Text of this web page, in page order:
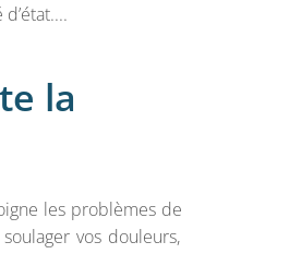
la
les problèmes de
vos douleurs,